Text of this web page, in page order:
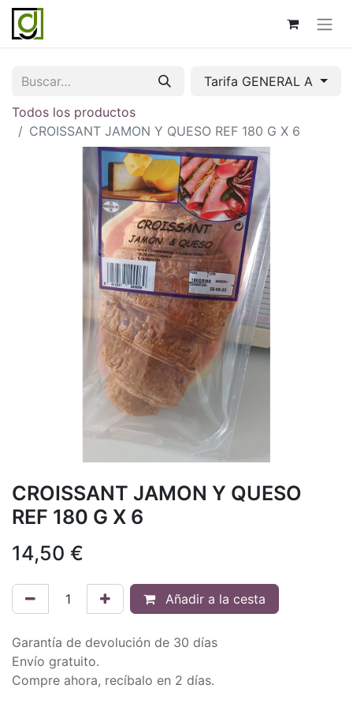
Tarifa GENERAL A
Todos los productos
CROISSANT JAMON Y QUESO REF 180 G X 6
CROISSANT JAMON Y QUESO
REF 180 G X 6
14,50 €
Añadir a la cesta
Garantía de devolución de 30 días
Envío gratuito.
Compre ahora, recíbalo en 2 días.